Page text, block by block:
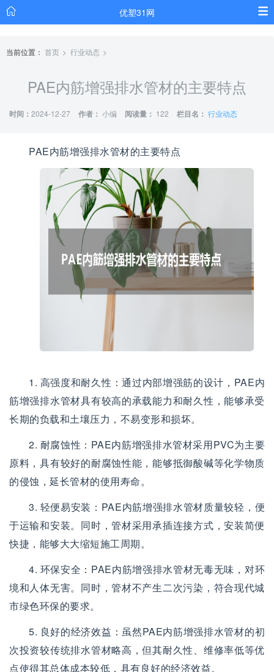
优塑31网
当前位置： 首页 行业动态
PAE内筋增强排水管材的主要特点
时间： 2024-12-27 作者： 小编 阅读量： 122 栏目名： 行业动态
PAE内筋增强排水管材的主要特点
1. 高强度和耐久性：通过内部增强筋的设计，PAE内
筋增强排水管材具有较高的承载能力和耐久性，能够承受
长期的负载和土壤压力，不易变形和损坏。
2. 耐腐蚀性：PAE内筋增强排水管材采用PVC为主要
原料，具有较好的耐腐蚀性能，能够抵御酸碱等化学物质
的侵蚀，延长管材的使用寿命。
3. 轻便易安装：PAE内筋增强排水管材质量较轻，便
于运输和安装。同时，管材采用承插连接方式，安装简便
快捷，能够大大缩短施工周期。
4. 环保安全：PAE内筋增强排水管材无毒无味，对环
境和人体无害。同时，管材不产生二次污染，符合现代城
市绿色环保的要求。
5. 良好的经济效益：虽然PAE内筋增强排水管材的初
次投资较传统排水管材略高，但其耐久性、维修率低等优
点使得其总体成本较低，具有良好的经济效益。